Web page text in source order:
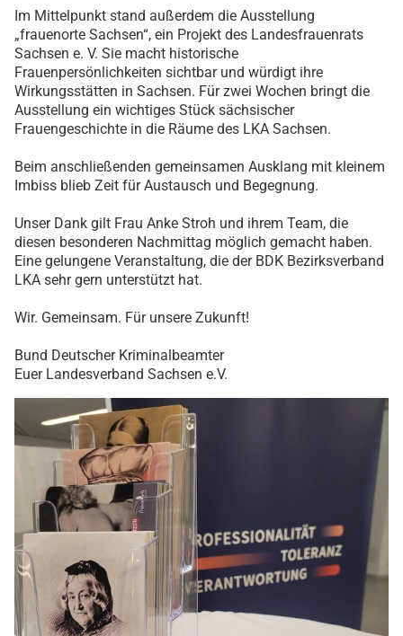
Im Mittelpunkt stand außerdem die Ausstellung
„frauenorte Sachsen“, ein Projekt des Landesfrauenrats
Sachsen e. V. Sie macht historische
Frauenpersönlichkeiten sichtbar und würdigt ihre
Wirkungsstätten in Sachsen. Für zwei Wochen bringt die
Ausstellung ein wichtiges Stück sächsischer
Frauengeschichte in die Räume des LKA Sachsen.
Beim anschließenden gemeinsamen Ausklang mit kleinem
Imbiss blieb Zeit für Austausch und Begegnung.
Unser Dank gilt Frau Anke Stroh und ihrem Team, die
diesen besonderen Nachmittag möglich gemacht haben.
Eine gelungene Veranstaltung, die der BDK Bezirksverband
LKA sehr gern unterstützt hat.
Wir. Gemeinsam. Für unsere Zukunft!
Bund Deutscher Kriminalbeamter
Euer Landesverband Sachsen e.V.